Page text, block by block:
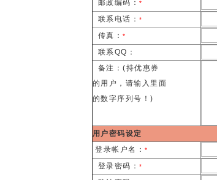
邮政编码： *
联系电话： *
传真： *
联系QQ：
备注：(持优惠券
的用户，请输入里面
的数字序列号！)
用户密码设定
登录帐户名： *
登录密码： *